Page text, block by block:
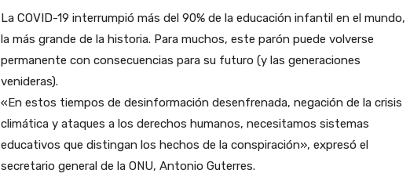
La COVID-19 interrumpió más del 90% de la educación infantil en el mundo,
la más grande de la historia. Para muchos, este parón puede volverse
permanente con consecuencias para su futuro (y las generaciones
venideras).
«En estos tiempos de desinformación desenfrenada, negación de la crisis
climática y ataques a los derechos humanos, necesitamos sistemas
educativos que distingan los hechos de la conspiración», expresó el
secretario general de la ONU, Antonio Guterres.